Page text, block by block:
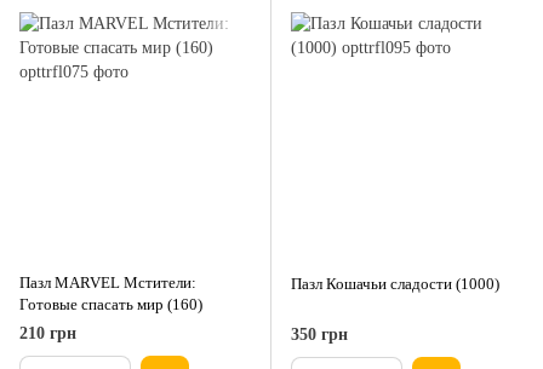
Пазл MARVEL Мстители:
Готовые спасать мир (160)
210 грн
Пазл Кошачьи сладости (1000)
350 грн